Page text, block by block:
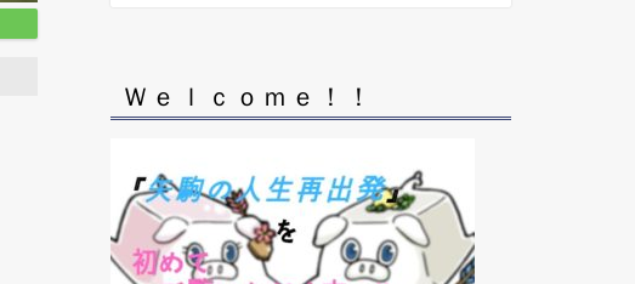
Ｗｅｌｃｏｍｅ！！